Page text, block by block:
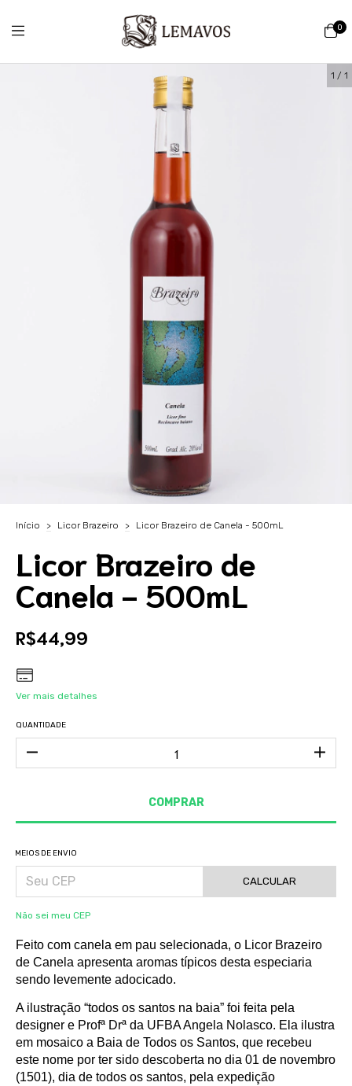
0
1 / 1
Início > Licor Brazeiro > Licor Brazeiro de Canela - 500mL
Licor Brazeiro de
Canela - 500mL
R$44,99
Ver mais detalhes
QUANTIDADE
MEIOS DE ENVIO
CALCULAR
Não sei meu CEP
Feito com canela em pau selecionada, o Licor Brazeiro
de Canela apresenta aromas típicos desta especiaria
sendo levemente adocicado.
A ilustração “todos os santos na baia” foi feita pela
designer e Profª Drª da UFBA Angela Nolasco. Ela ilustra
em mosaico a Baia de Todos os Santos, que recebeu
este nome por ter sido descoberta no dia 01 de novembro
(1501), dia de todos os santos, pela expedição